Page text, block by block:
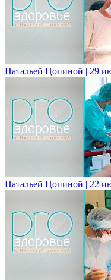
Натальей Цопиной | 29
Натальей Цопиной | 22